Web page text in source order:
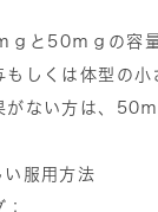
ｇと50ｍｇの容
もしくは体型の
がない方は、50
い服用方法